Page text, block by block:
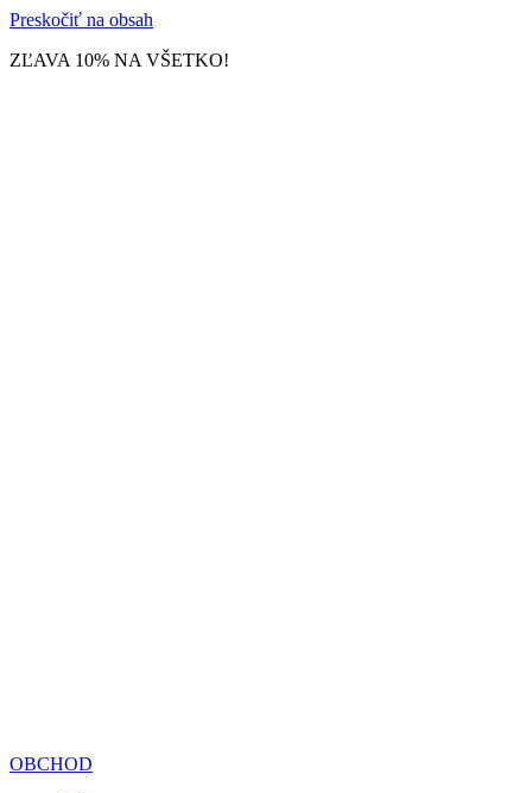
Preskočiť na obsah
ZĽAVA 10% NA VŠETKO!
OBCHOD